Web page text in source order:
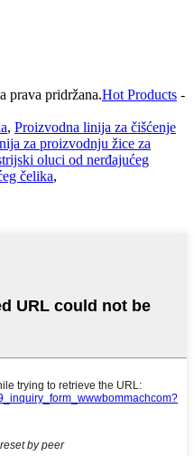
prava pridržana.Hot Products -
, Proizvodna linija za čišćenje
za proizvodnju žice za
oluci od nerđajućeg
čelika,